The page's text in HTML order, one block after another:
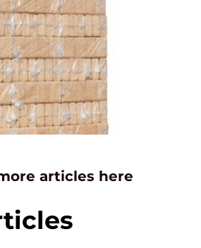
articles here